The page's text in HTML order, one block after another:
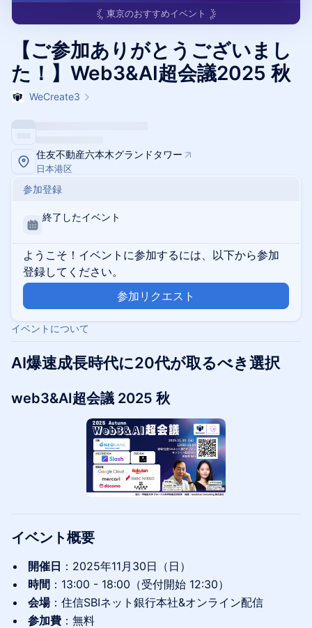
東京のおすすめイベント
【ご参加ありがとうございまし
た！】Web3&AI超会議2025 秋
WeCreate3
住友不動産六本木グランドタワー
日本港区
参加登録
終了したイベント
ようこそ！イベントに参加するには、以下から参加
登録してください。
参加リクエスト
イベントについて
AI爆速成長時代に20代が取るべき選択
web3&AI超会議 2025 秋
イベント概要
開催日 ：2025年11月30日（日）
時間 ：13:00 - 18:00（受付開始 12:30）
会場：住信SBIネット銀行本社&オンライン配信
参加費 ：無料